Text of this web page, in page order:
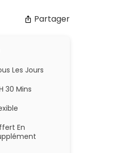
Partager
Les Jours
30 Mins
En